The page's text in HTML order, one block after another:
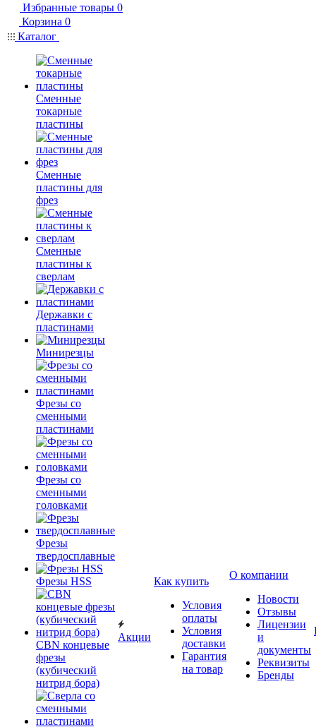
Избранные товары 0
Корзина 0
Каталог
Сменные
токарные
пластины
Сменные
пластины для
фрез
Сменные
пластины к
сверлам
Державки с
пластинами
Минирезцы
Фрезы со
сменными
пластинами
Фрезы со
сменными
головками
Фрезы
твердосплавные
Фрезы HSS
CBN концевые
фрезы
(кубический
нитрид бора)
Акции
Как купить
Условия
оплаты
Условия
доставки
Гарантия
на товар
О компании
Новости
Отзывы
Лицензии
и
документы
Реквизиты
Бренды